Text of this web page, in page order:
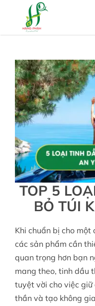
content
Trang chủ
Về chúng tôi
Sản phẩm
Hệ thống đại lý
Chính sách
Tin tức
Liên hệ
TOP 5
BỎ TÚI
Khi chuẩn bị cho một
các sản phẩm cần
quan trọng hơn bạn
mang theo, tinh dầu
tuyệt vời cho việc
thần và tạo không